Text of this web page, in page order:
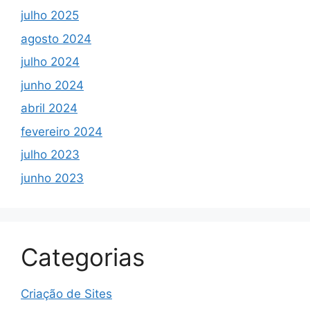
julho 2025
agosto 2024
julho 2024
junho 2024
abril 2024
fevereiro 2024
julho 2023
junho 2023
Categorias
Criação de Sites